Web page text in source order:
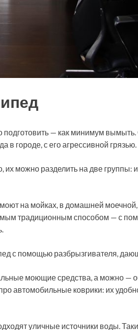
— как минимум
в городе, с его агрессивной грязью.
можно разделить на две группы:
на мойках, в домашней моечной,
традиционным способом — с
с помощью разбрызгивателя,
моющие средства, а можно —
автомобильные коврики: их
уличные источники воды.